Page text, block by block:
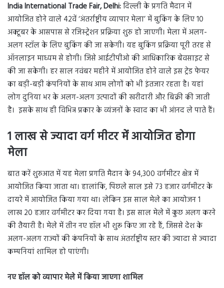
India International Trade Fair, Delhi:दिल्ली के प्रगति मैदान में
आयोजित होने वाले 42वें ‘अंतर्राष्ट्रीय व्यापार मेला’ में बुकिंग के लिए 10
अक्टूबर के आसपास से रजिस्ट्रेशन प्रक्रिया शुरु हो जाएगी। मेला में अलग-
अलग स्टॉल के लिए बुकिंग की जा सकेगी। यह बुकिंग प्रक्रिया पूरी तरह से
ऑनलाइन माध्यम से होगी। जिसे आईटीपीओ की आधिकारिक बेवसाइट से
की जा सकेगी। हर साल नवंबर महीने में आयोजित होने वाले इस ट्रेड फेयर
का बड़ी-बड़ी कंपनियों के साथ आम लोगों को भी इंतजार रहता है। यहां
लोग दुनिया भर के अलग-अलग उत्पादों की खरीदारी और बिक्री की जाती
है। इसके साथ ही विभिन्न प्रकार के व्यंजनों के स्वाद का भी आंनद ले पाते हैं।
1 लाख से ज्यादा वर्ग मीटर में आयोजित होगा
मेला
बात करें शुरुआत में यह मेला प्रगति मैदान के 94,300 वर्गमीटर क्षेत्र में
आयोजित किया जाता था। हालांकि, पिछले साल इसे 73 हजार वर्गमीटर के
दायरे में आयोजित किया गया था। लेकिन इस साल मेले का आयोजन 1
लाख 20 हजार वर्गमीटर कर दिया गया है। इस साल मेले में कुछ अलग करने
की तैयारी है। मेले में तीन नए हॉल भी शुरू किए जा रहे हैं, जिससे देश के
अलग-अलग राज्यों की कंपनियों के साथ अंतर्राष्ट्रीय स्तर की ज्यादा से ज्यादा
कम्पनियां शामिल हो पाएंगी।
नए हॉल को व्यापार मेले में किया जाएगा शामिल